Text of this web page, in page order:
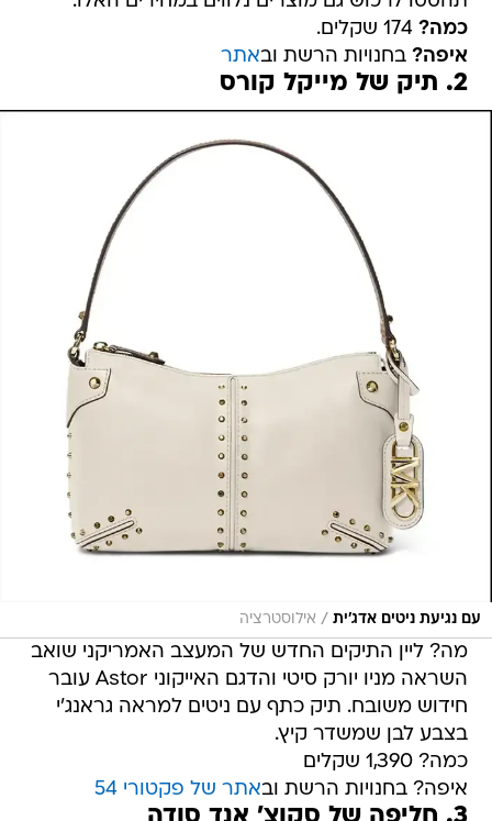
כמה?
איפה? בחנויות הרשת ובאתר
2. תיק של מייקל קורס
עם נגיעת ניטים אדג'ית / אילוסטרציה
מה? ליין התיקים החדש של המעצב האמריקני שואב
השראה מניו יורק סיטי והדגם האייקוני Astor עובר
חידוש משובח. תיק כתף עם ניטים למראה גראנג'י
בצבע לבן שמשדר קיץ.
כמה? 1,390 שקלים
איפה? בחנויות הרשת ובאתר של פקטורי 54